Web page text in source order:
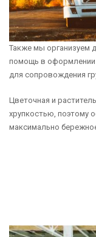
Также мы организуем
помощь в оформлении
для сопровождения
Цветочная и
хрупкостью, поэтому
максимально